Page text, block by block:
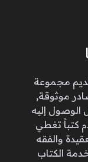
مجموعة
موثوقة,
إليه
كتباً تغطي
والفقه
الكتاب